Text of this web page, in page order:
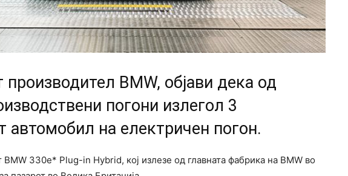
производител BMW, објави дека од
погони излегол 3
автомобил на електричен погон.
330e* Plug-in Hybrid, кој излезе од главната фабрика на BMW во